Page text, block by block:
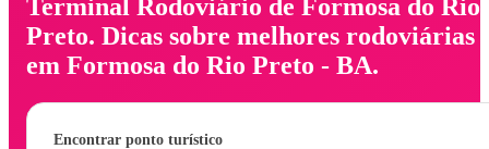
Terminal Rodoviário de Formosa do Rio
Preto. Dicas sobre melhores rodoviárias
em Formosa do Rio Preto - BA.
Encontrar ponto turístico